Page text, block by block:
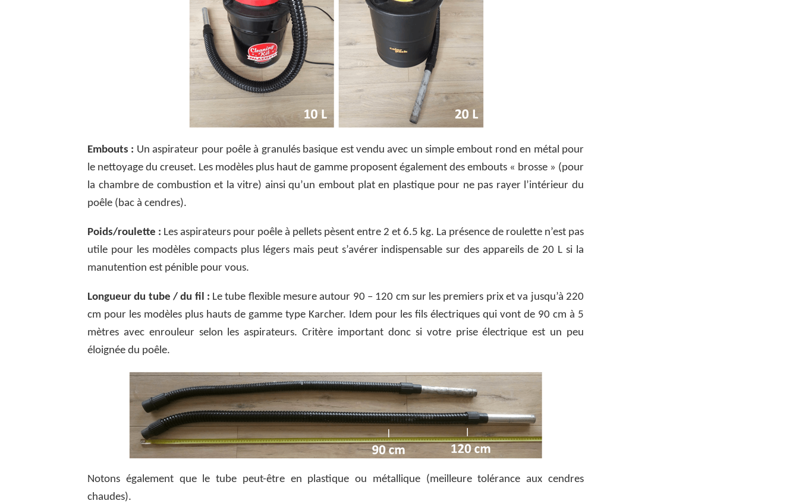
Embouts : Un aspirateur pour poêle à granulés basique est vendu avec un simple embout rond en métal pour
le nettoyage du creuset. Les modèles plus haut de gamme proposent également des embouts « brosse » (pour
la chambre de combustion et la vitre) ainsi qu’un embout plat en plastique pour ne pas rayer l’intérieur du
poêle (bac à cendres).
Poids/roulette : Les aspirateurs pour poêle à pellets pèsent entre 2 et 6.5 kg. La présence de roulette n’est pas
utile pour les modèles compacts plus légers mais peut s’avérer indispensable sur des appareils de 20 L si la
manutention est pénible pour vous.
Longueur du tube / du fil : Le tube flexible mesure autour 90 – 120 cm sur les premiers prix et va jusqu’à 220
cm pour les modèles plus hauts de gamme type Karcher. Idem pour les fils électriques qui vont de 90 cm à 5
mètres avec enrouleur selon les aspirateurs. Critère important donc si votre prise électrique est un peu
éloignée du poêle.
Notons également que le tube peut-être en plastique ou métallique (meilleure tolérance aux cendres
chaudes).